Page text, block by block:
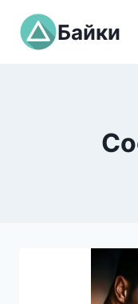
Перейти
содержимому
Байки